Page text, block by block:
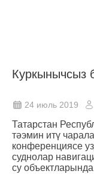
Куркынычсыз
24 июль 2019
Татарстан
тәэмин итү
конференциясе
суднолар
су